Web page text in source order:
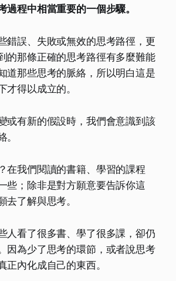
過程中相當重要的一個步驟。
錯誤、失敗或無效的思考路徑，更
的那條正確的思考路徑有多麼難能
道那些思考的脈絡，所以明白這是
才得以成立的。
或有新的假設時，我們會意識到該
在我們閱讀的書籍、學習的課程
些；除非是對方願意要告訴你這
去了解與思考。
人看了很多書、學了很多課，卻仍
因為少了思考的環節，或者說思考
正內化成自己的東西。